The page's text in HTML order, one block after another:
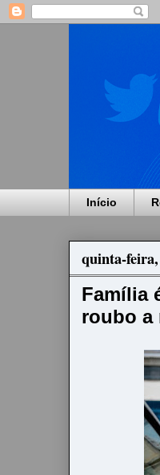
Início
quinta-feira,
Família
roubo a